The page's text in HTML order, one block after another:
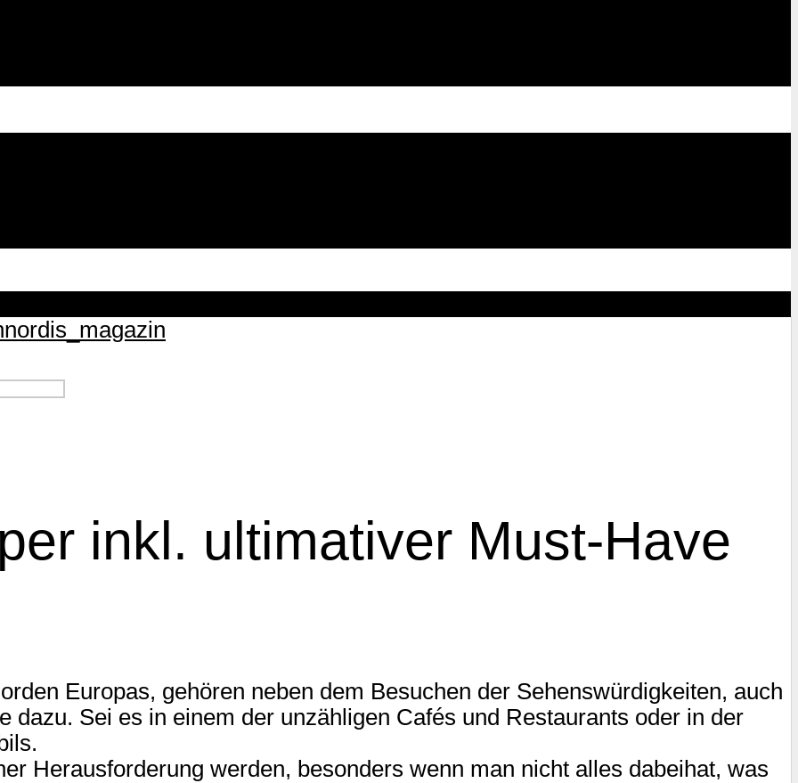
nordis_magazin
inkl. ultimativer Must-Have
Europas, gehören neben dem Besuchen der Sehenswürdigkeiten, auch
dazu. Sei es in einem der unzähligen Cafés und Restaurants oder in der
Herausforderung werden, besonders wenn man nicht alles dabeihat, was